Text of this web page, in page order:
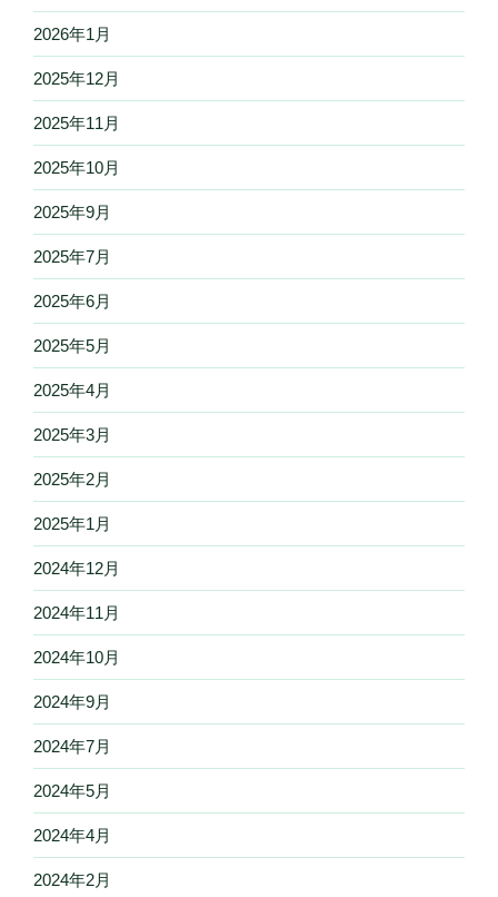
2026年1月
2025年12月
2025年11月
2025年10月
2025年9月
2025年7月
2025年6月
2025年5月
2025年4月
2025年3月
2025年2月
2025年1月
2024年12月
2024年11月
2024年10月
2024年9月
2024年7月
2024年5月
2024年4月
2024年2月